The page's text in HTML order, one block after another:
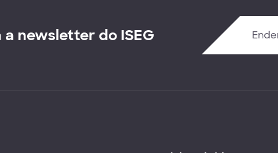
a newsletter do ISEG